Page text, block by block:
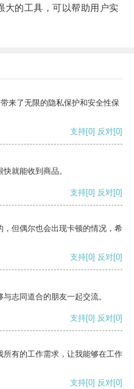
的工具，可以帮助用户实
来了无限的隐私保护和安全性保
支持[0] 反对[0]
就能收到商品。
支持[0] 反对[0]
但偶尔也会出现卡顿的情况，希
支持[0] 反对[0]
志同道合的朋友一起交流。
支持[0] 反对[0]
有的工作需求，让我能够在工作
支持[0] 反对[0]